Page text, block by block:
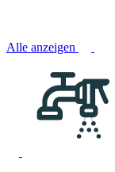
Alle anzeigen